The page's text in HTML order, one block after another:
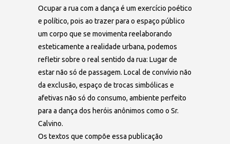
Ocupar a rua com a dança é um exercício poético
e político, pois ao trazer para o espaço público
um corpo que se movimenta reelaborando
esteticamente a realidade urbana, podemos
refletir sobre o real sentido da rua: Lugar de
estar não só de passagem. Local de convívio não
da exclusão, espaço de trocas simbólicas e
afetivas não só do consumo, ambiente perfeito
para a dança dos heróis anônimos como o Sr.
Calvino.
Os textos que compõe essa publicação